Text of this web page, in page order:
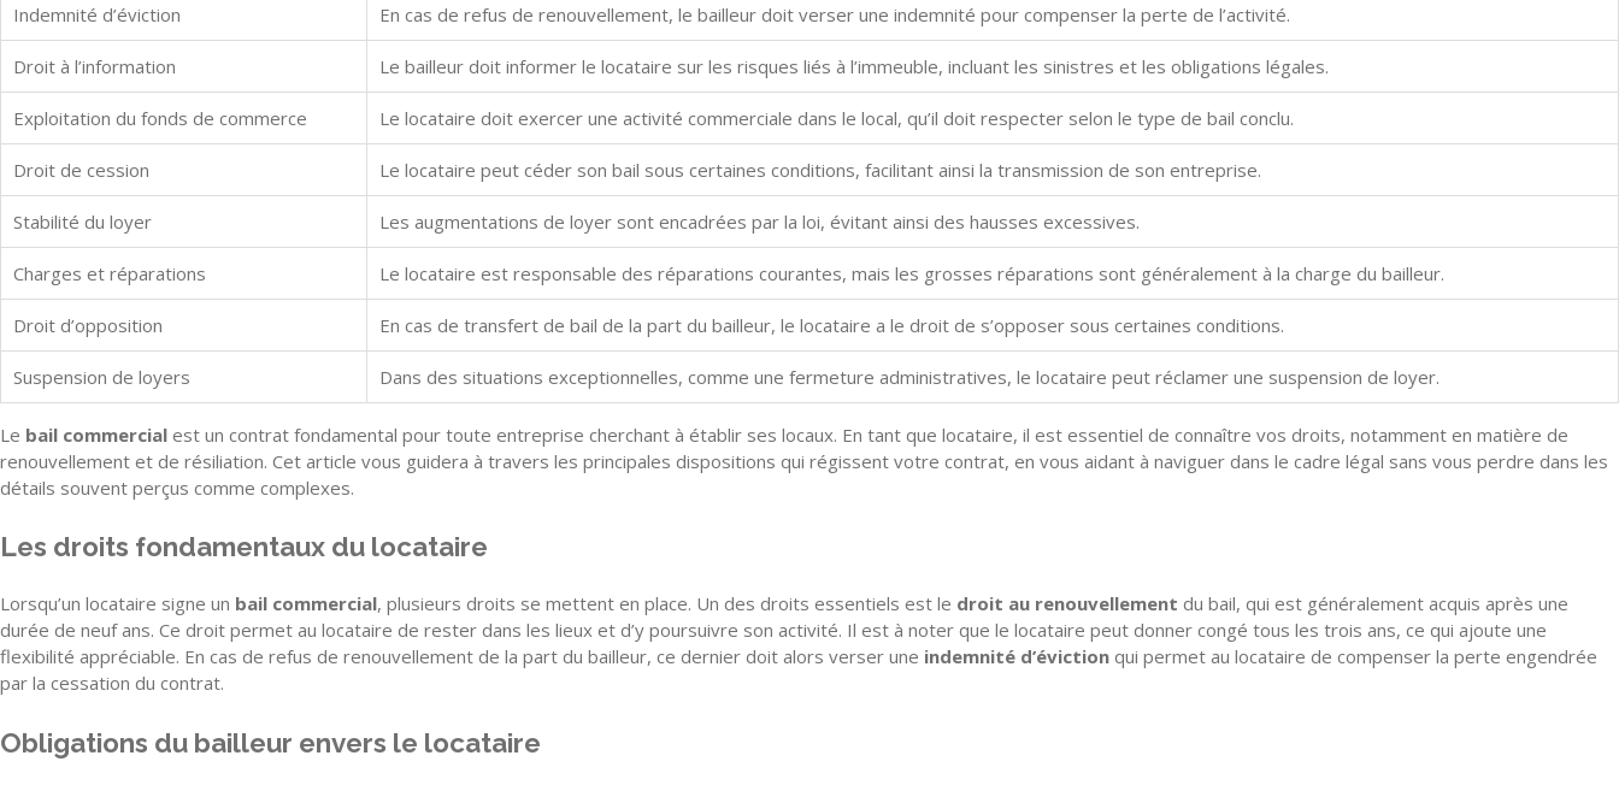
Indemnité d’éviction En cas de refus de renouvellement, le bailleur doit verser une indemnité pour compenser la perte de l’activité.
Droit à l’information Le bailleur doit informer le locataire sur les risques liés à l’immeuble, incluant les sinistres et les obligations légales.
Exploitation du fonds de commerce Le locataire doit exercer une activité commerciale dans le local, qu’il doit respecter selon le type de bail conclu.
Droit de cession Le locataire peut céder son bail sous certaines conditions, facilitant ainsi la transmission de son entreprise.
Stabilité du loyer Les augmentations de loyer sont encadrées par la loi, évitant ainsi des hausses excessives.
Charges et réparations Le locataire est responsable des réparations courantes, mais les grosses réparations sont généralement à la charge du bailleur.
Droit d’opposition En cas de transfert de bail de la part du bailleur, le locataire a le droit de s’opposer sous certaines conditions.
Suspension de loyers Dans des situations exceptionnelles, comme une fermeture administratives, le locataire peut réclamer une suspension de loyer.
Le bail commercial est un contrat fondamental pour toute entreprise cherchant à établir ses locaux. En tant que locataire, il est essentiel de connaître vos droits, notamment en matière de
renouvellement et de résiliation. Cet article vous guidera à travers les principales dispositions qui régissent votre contrat, en vous aidant à naviguer dans le cadre légal sans vous perdre dans les
détails souvent perçus comme complexes.
Les droits fondamentaux du locataire
Lorsqu’un locataire signe un bail commercial, plusieurs droits se mettent en place. Un des droits essentiels est le droit au renouvellement du bail, qui est généralement acquis après une
durée de neuf ans. Ce droit permet au locataire de rester dans les lieux et d’y poursuivre son activité. Il est à noter que le locataire peut donner congé tous les trois ans, ce qui ajoute une
flexibilité appréciable. En cas de refus de renouvellement de la part du bailleur, ce dernier doit alors verser une indemnité d’éviction qui permet au locataire de compenser la perte engendrée
par la cessation du contrat.
Obligations du bailleur envers le locataire